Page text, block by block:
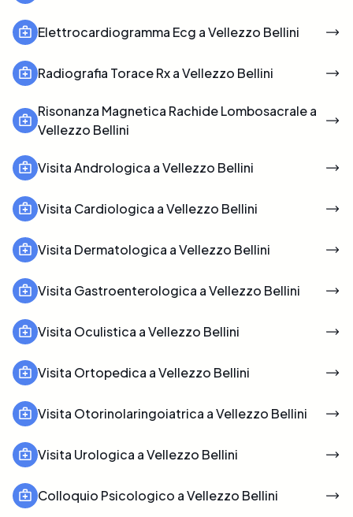
Elettrocardiogramma Ecg a Vellezzo Bellini
Radiografia Torace Rx a Vellezzo Bellini
Risonanza Magnetica Rachide Lombosacrale a
Vellezzo Bellini
Visita Andrologica a Vellezzo Bellini
Visita Cardiologica a Vellezzo Bellini
Visita Dermatologica a Vellezzo Bellini
Visita Gastroenterologica a Vellezzo Bellini
Visita Oculistica a Vellezzo Bellini
Visita Ortopedica a Vellezzo Bellini
Visita Otorinolaringoiatrica a Vellezzo Bellini
Visita Urologica a Vellezzo Bellini
Colloquio Psicologico a Vellezzo Bellini